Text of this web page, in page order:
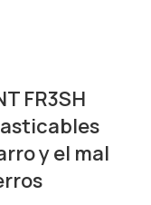
FR3SH
y el mal